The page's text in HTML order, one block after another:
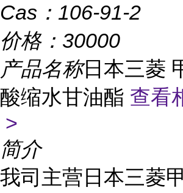
Cas： 106-91-2
价格： 30000
产品名称日本三菱
酸缩水甘油酯 查看
>
简介
我司主营日本三菱